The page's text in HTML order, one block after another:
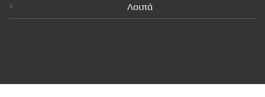
Λοιπά